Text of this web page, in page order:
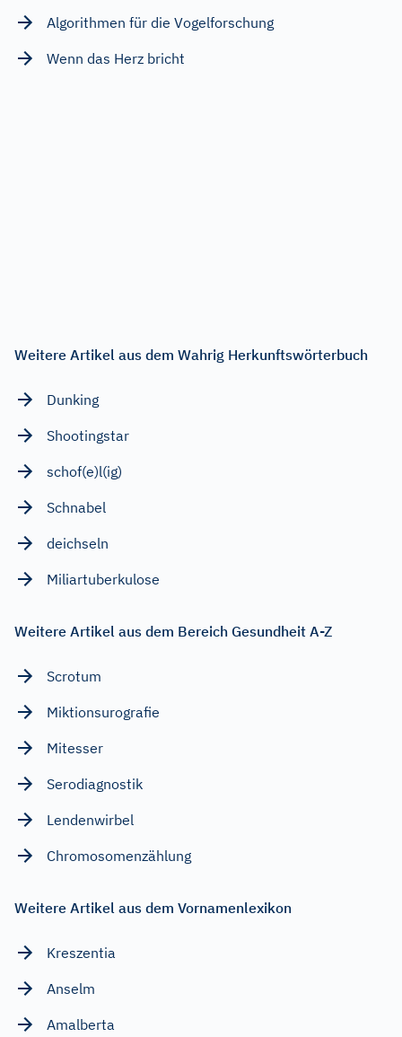
Algorithmen für die Vogelforschung
Wenn das Herz bricht
Weitere Artikel aus dem Wahrig Herkunftswörterbuch
Dunking
Shootingstar
schof(e)l(ig)
Schnabel
deichseln
Miliartuberkulose
Weitere Artikel aus dem Bereich Gesundheit A-Z
Scrotum
Miktionsurografie
Mitesser
Serodiagnostik
Lendenwirbel
Chromosomenzählung
Weitere Artikel aus dem Vornamenlexikon
Kreszentia
Anselm
Amalberta